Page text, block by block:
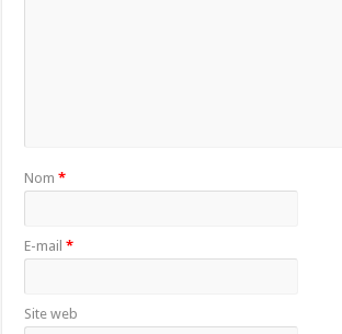
Nom*
E-mail*
Site web